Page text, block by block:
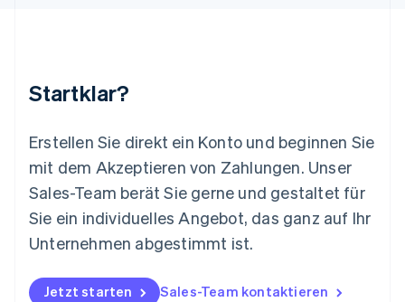
Startklar?
Erstellen Sie direkt ein Konto und beginnen Sie
mit dem Akzeptieren von Zahlungen. Unser
Sales-Team berät Sie gerne und gestaltet für
Sie ein individuelles Angebot, das ganz auf Ihr
Unternehmen abgestimmt ist.
Jetzt starten Sales-Team kontaktieren
Mexiko
English
Niederlande
Nederlands English
Norwegen
English
Österreich
Polen
English